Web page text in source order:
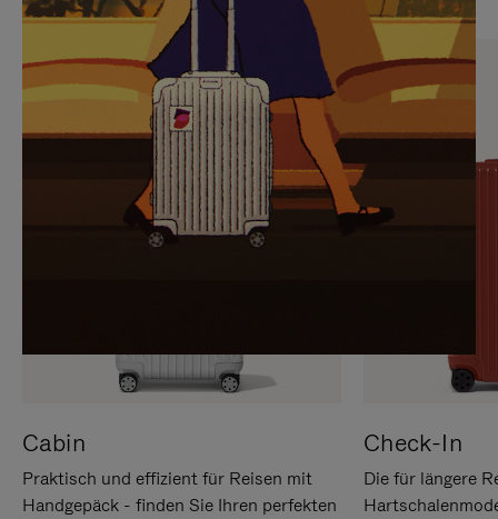
SIE,
UM
ANZUHALTEN
AUFHEBEN
DER
STUMMSCHALTUNG
Cabin
Praktisch und effizient für Reisen mit
Handgepäck - finden Sie Ihren perfekten
Check-In
Die für längere